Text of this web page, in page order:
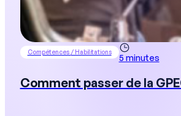
Compétences / Habilitations
5 minutes
Comment passer de la